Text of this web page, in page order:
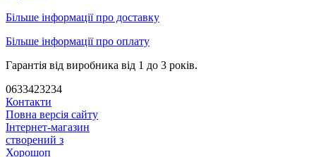
Більше інформації про доставку
Більше інформації про оплату
Гарантія від виробника від 1 до 3 років.
0633423234
Контакти
Повна версія сайту
Інтернет-магазин
створений з
Хорошоп